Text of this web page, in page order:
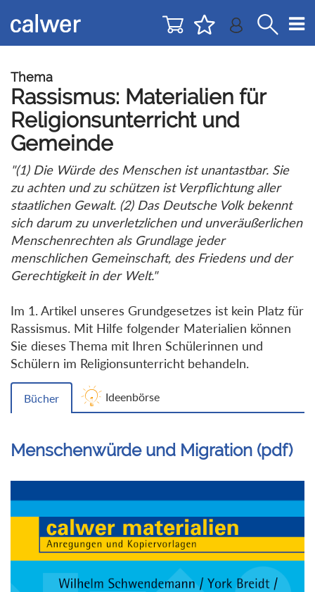
zur
Navigation
zum
Inhalt
Thema
Rassismus: Materialien für
Religionsunterricht und
Gemeinde
"(1) Die Würde des Menschen ist unantastbar. Sie
zu achten und zu schützen ist Verpflichtung aller
staatlichen Gewalt. (2) Das Deutsche Volk bekennt
sich darum zu unverletzlichen und unveräußerlichen
Menschenrechten als Grundlage jeder
menschlichen Gemeinschaft, des Friedens und der
Gerechtigkeit in der Welt."
Im 1. Artikel unseres Grundgesetzes ist kein Platz für
Rassismus. Mit Hilfe folgender Materialien können
Sie dieses Thema mit Ihren Schülerinnen und
Schülern im Religionsunterricht behandeln.
Bücher Ideenbörse
Menschenwürde und Migration (pdf)